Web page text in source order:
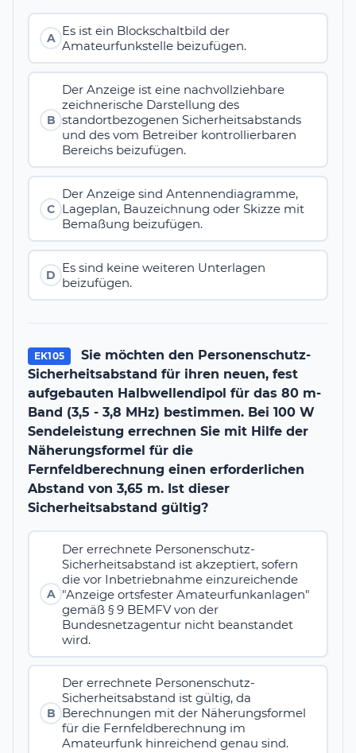
A Es ist ein Blockschaltbild der
Amateurfunkstelle beizufügen.
B
Der Anzeige ist eine nachvollziehbare
zeichnerische Darstellung des
standortbezogenen Sicherheitsabstands
und des vom Betreiber kontrollierbaren
Bereichs beizufügen.
C
Der Anzeige sind Antennendiagramme,
Lageplan, Bauzeichnung oder Skizze mit
Bemaßung beizufügen.
D
Es sind keine weiteren Unterlagen
beizufügen.
EK105
Sie möchten den Personenschutz-
Sicherheitsabstand für ihren neuen, fest
aufgebauten Halbwellendipol für das 80 m-
Band (3,5 - 3,8 MHz) bestimmen. Bei 100 W
Sendeleistung errechnen Sie mit Hilfe der
Näherungsformel für die
Fernfeldberechnung einen erforderlichen
Abstand von 3,65 m. Ist dieser
Sicherheitsabstand gültig?
A
Der errechnete Personenschutz-
Sicherheitsabstand ist akzeptiert, sofern
die vor Inbetriebnahme einzureichende
"Anzeige ortsfester Amateurfunkanlagen"
gemäß § 9 BEMFV von der
Bundesnetzagentur nicht beanstandet
wird.
B
Der errechnete Personenschutz-
Sicherheitsabstand ist gültig, da
Berechnungen mit der Näherungsformel
für die Fernfeldberechnung im
Amateurfunk hinreichend genau sind.